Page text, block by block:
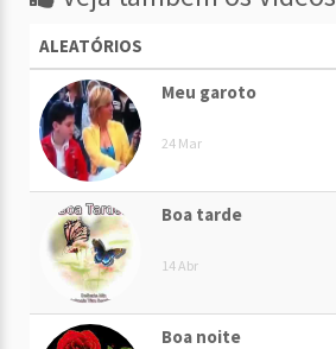
ALEATÓRIOS
Meu garoto
24 Mar
Boa tarde
14 Abr
Boa noite